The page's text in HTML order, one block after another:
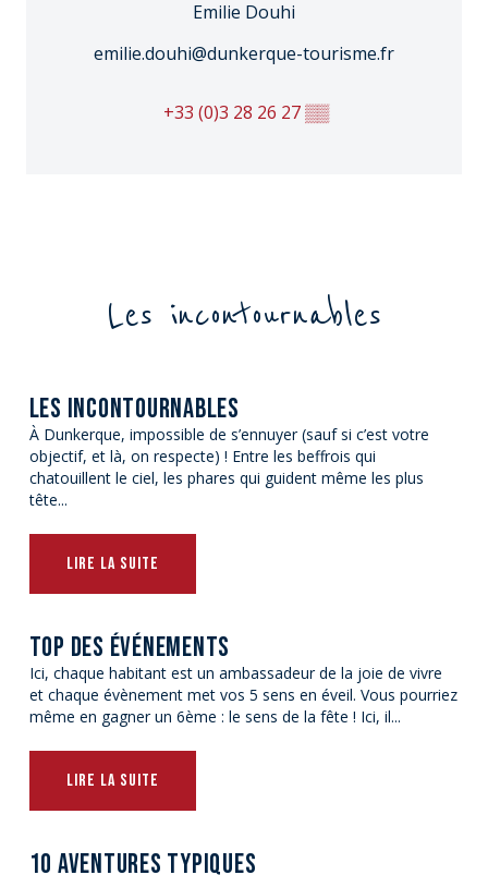
Emilie Douhi
emilie.douhi@dunkerque-tourisme.fr
+33 (0)3 28 26 27▒▒
Les incontournables
LES INCONTOURNABLES
À Dunkerque, impossible de s’ennuyer (sauf si c’est votre
objectif, et là, on respecte) ! Entre les beffrois qui
chatouillent le ciel, les phares qui guident même les plus
tête...
LIRE LA SUITE
TOP DES ÉVÉNEMENTS
Ici, chaque habitant est un ambassadeur de la joie de vivre
et chaque évènement met vos 5 sens en éveil. Vous pourriez
même en gagner un 6ème : le sens de la fête ! Ici, il...
LIRE LA SUITE
10 AVENTURES TYPIQUES